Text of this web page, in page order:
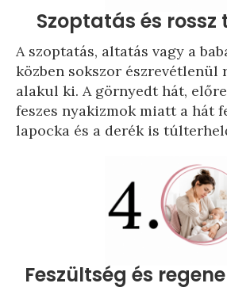
Szoptatás és
A szoptatás, altatás vagy a
közben sokszor észrevétlenül
alakul ki. A görnyedt hát,
feszes nyakizmok miatt a hát
lapocka és a derék is
Feszültség és